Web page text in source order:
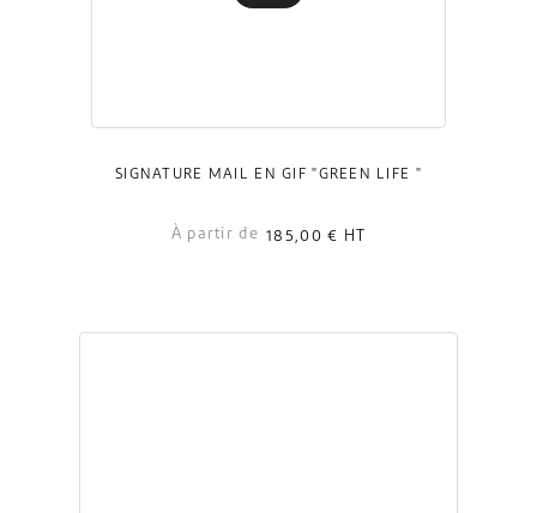
SIGNATURE MAIL EN GIF "GREEN LIFE "
À partir de 185,00 € HT